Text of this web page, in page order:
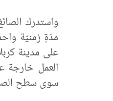
واستدرك
مدّةٍ زمنيّة
على مدينة
العمل خارجة
سوى سطح